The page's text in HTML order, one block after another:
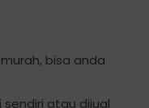
bisa anda
sendiri atau dijual